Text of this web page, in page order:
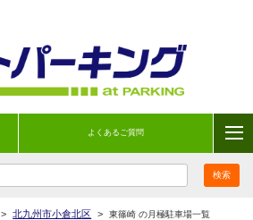
よくあるご質問
> 北九州市小倉北区 > 東篠崎 の月極駐車場一覧